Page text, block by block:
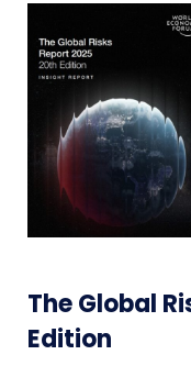
The Global
Edition